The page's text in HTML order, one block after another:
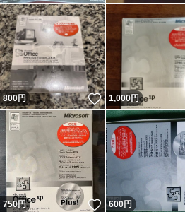
800円 いいね！
1,000円
750円 いいね！
600円